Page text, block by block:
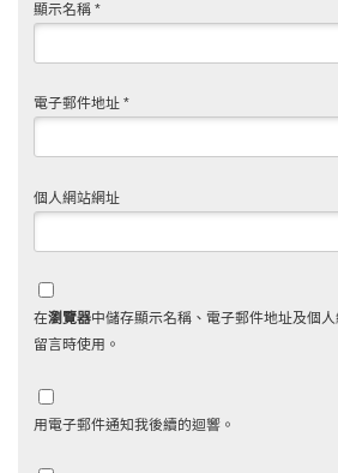
顯示名稱 *
電子郵件地址 *
個人網站網址
在瀏覽器中儲存顯示名稱、電子郵件地址及個
留言時使用。
用電子郵件通知我後續的迴響。